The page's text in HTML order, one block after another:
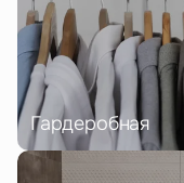
Гардеробная